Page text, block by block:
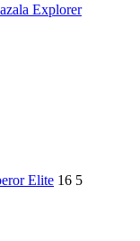
Explorer
Elite 16 5